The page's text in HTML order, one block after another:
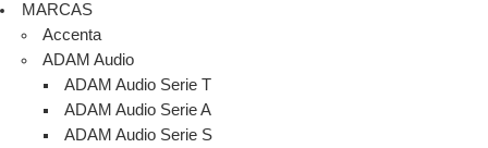
MARCAS
Accenta
ADAM Audio
ADAM Audio Serie T
ADAM Audio Serie A
ADAM Audio Serie S